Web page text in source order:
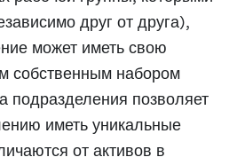
друг от друга),
может иметь свою
собственным набором
подразделения позволяет
иметь уникальные
от активов в